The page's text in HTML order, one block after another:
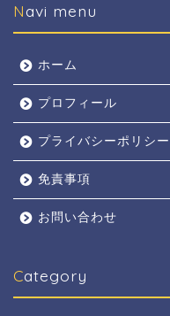
Navi menu
ホーム
プロフィール
プライバシーポリシー
免責事項
お問い合わせ
Category